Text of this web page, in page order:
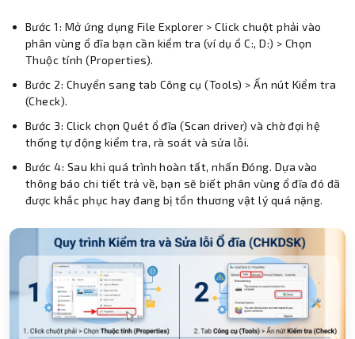
Bước 1: Mở ứng dụng File Explorer > Click chuột phải vào
phân vùng ổ đĩa bạn cần kiểm tra (ví dụ ổ C:, D:) > Chọn
Thuộc tính (Properties).
Bước 2: Chuyển sang tab Công cụ (Tools) > Ấn nút Kiểm tra
(Check).
Bước 3: Click chọn Quét ổ đĩa (Scan driver) và chờ đợi hệ
thống tự động kiểm tra, rà soát và sửa lỗi.
Bước 4: Sau khi quá trình hoàn tất, nhấn Đóng. Dựa vào
thông báo chi tiết trả về, bạn sẽ biết phân vùng ổ đĩa đó đã
được khắc phục hay đang bị tổn thương vật lý quá nặng.